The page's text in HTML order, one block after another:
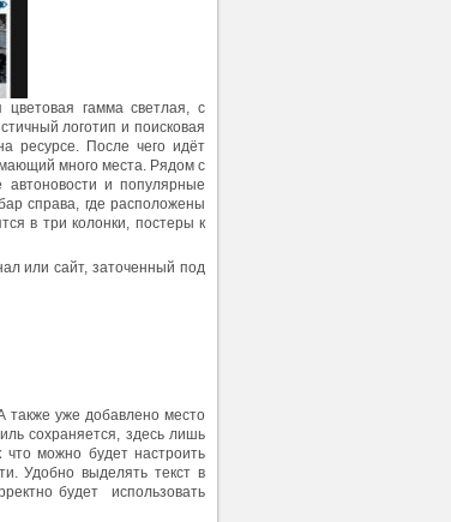
гамма светлая, с
логотип и поисковая
ресурсе. После чего идёт
много места. Рядом с
и популярные
справа, где расположены
в три колонки, постеры к
или сайт, заточенный под
также уже добавлено место
сохраняется, здесь лишь
можно будет настроить
Удобно выделять текст в
будет использовать